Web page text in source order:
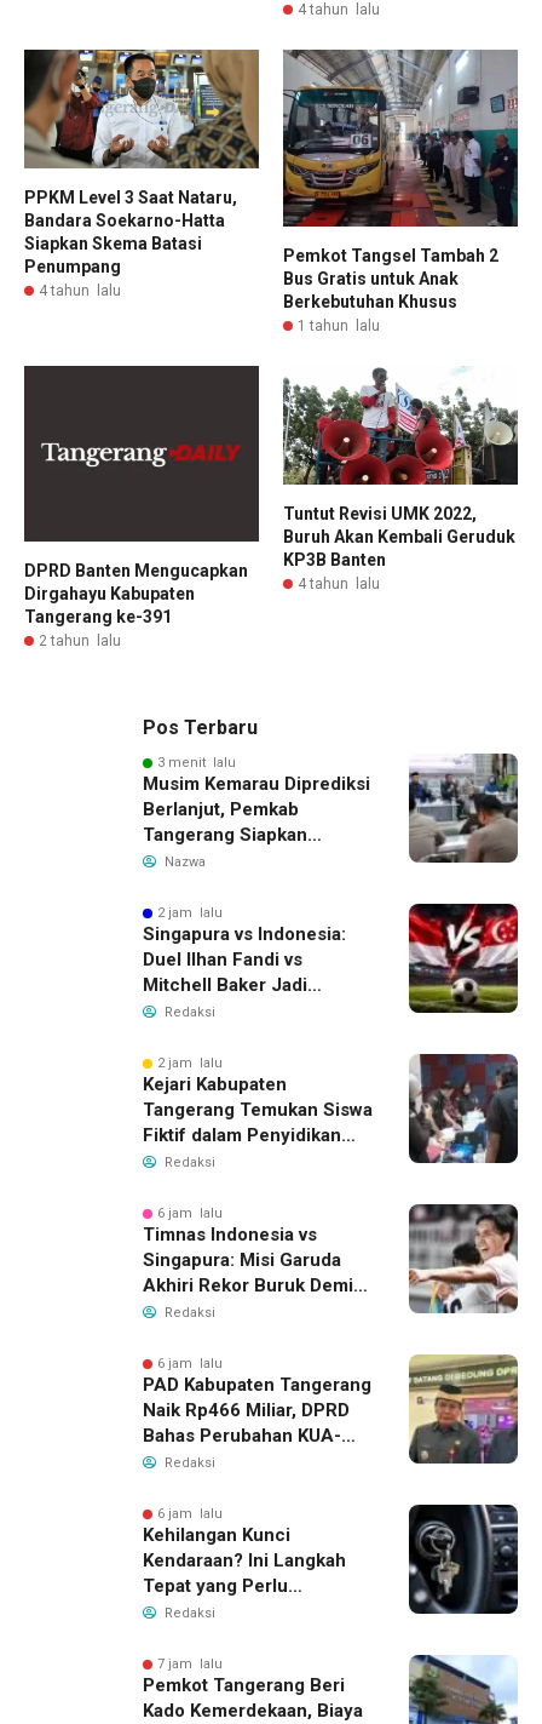
4 tahun lalu
PPKM Level 3 Saat Nataru,
Bandara Soekarno-Hatta
Siapkan Skema Batasi
Penumpang
4 tahun lalu
Pemkot Tangsel Tambah 2
Bus Gratis untuk Anak
Berkebutuhan Khusus
1 tahun lalu
DPRD Banten Mengucapkan
Dirgahayu Kabupaten
Tangerang ke-391
2 tahun lalu
Tuntut Revisi UMK 2022,
Buruh Akan Kembali Geruduk
KP3B Banten
4 tahun lalu
Pos Terbaru
3 menit lalu
Musim Kemarau Diprediksi
Berlanjut, Pemkab
Tangerang Siapkan
Langkah Antisipasi Krisis
Nazwa
2 jam lalu
Singapura vs Indonesia:
Duel Ilhan Fandi vs
Mitchell Baker Jadi
Sorotan di Piala AFF 2026
Redaksi
2 jam lalu
Kejari Kabupaten
Tangerang Temukan Siswa
Fiktif dalam Penyidikan
Dana BOP PKBM
Redaksi
6 jam lalu
Timnas Indonesia vs
Singapura: Misi Garuda
Akhiri Rekor Buruk Demi
Tiket Semifinal Piala AFF
Redaksi
6 jam lalu
PAD Kabupaten Tangerang
Naik Rp466 Miliar, DPRD
Bahas Perubahan KUA-
PPAS 2026
Redaksi
6 jam lalu
Kehilangan Kunci
Kendaraan? Ini Langkah
Tepat yang Perlu
Dilakukan
Redaksi
7 jam lalu
Pemkot Tangerang Beri
Kado Kemerdekaan, Biaya